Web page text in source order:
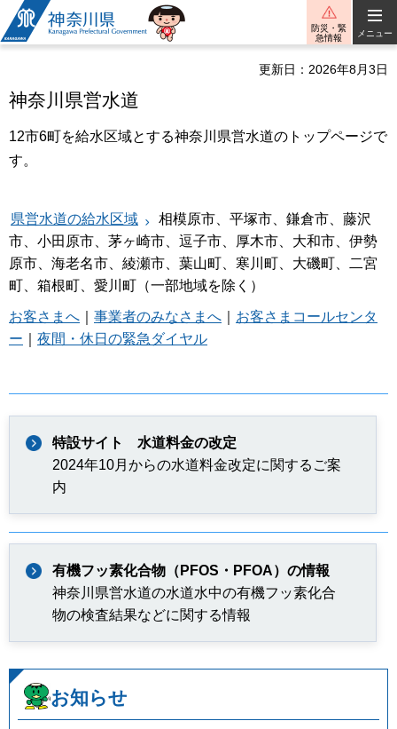
神奈川県
防災・緊
急情報
メニュー
更新日：2026年8月3日
神奈川県営水道
12市6町を給水区域とする神奈川県営水道のトップページで
す。
県営水道の給水区域
相模原市、平塚市、鎌倉市、藤沢
市、小田原市、茅ヶ崎市、逗子市、厚木市、大和市、伊勢
原市、海老名市、綾瀬市、葉山町、寒川町、大磯町、二宮
町、箱根町、愛川町（一部地域を除く）
お客さまへ 事業者のみなさまへ
お客さまコールセンタ
ー
夜間・休日の緊急ダイヤル
特設サイト 水道料金の改定
2024年10月からの水道料金改定に関するご案
内
有機フッ素化合物（PFOS・PFOA）の情報
神奈川県営水道の水道水中の有機フッ素化合
物の検査結果などに関する情報
お知らせ